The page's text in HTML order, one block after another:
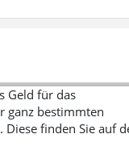
Geld für das
ganz bestimmten
finden Sie auf